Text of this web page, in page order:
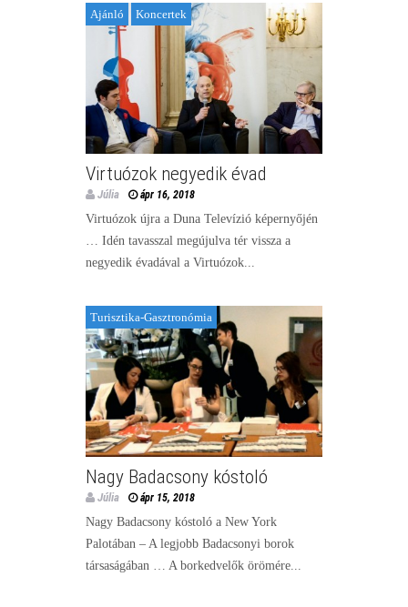
Ajánló Koncertek
Virtuózok negyedik évad
Júlia ápr 16, 2018
Virtuózok újra a Duna Televízió képernyőjén
… Idén tavasszal megújulva tér vissza a
negyedik évadával a Virtuózok...
Turisztika-Gasztronómia
Nagy Badacsony kóstoló
Júlia ápr 15, 2018
Nagy Badacsony kóstoló a New York
Palotában – A legjobb Badacsonyi borok
társaságában … A borkedvelők örömére...